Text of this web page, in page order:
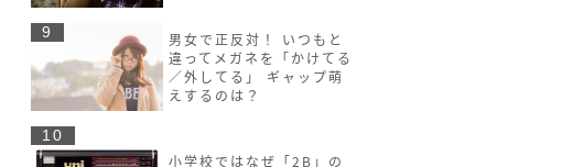
9
男女で正反対！ いつもと
違ってメガネを「かけてる
／外してる」 ギャップ萌
えするのは？
10
小学校ではなぜ「2B」の